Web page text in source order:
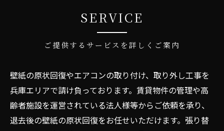
ご提供するサービスを詳しくご案内
SERVICE
壁紙の原状回復やエアコンの取り付け、取り外し工事を
兵庫エリアで請け負っております。賃貸物件の管理や高
齢者施設を運営されている法人様等からご依頼を承り、
退去後の壁紙の原状回復をお任せいただけます。張り替